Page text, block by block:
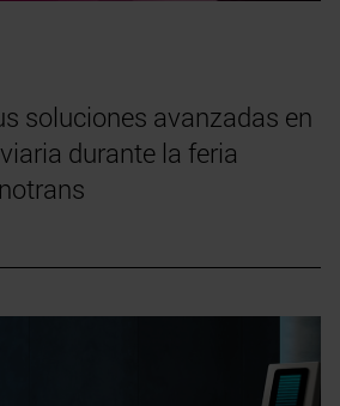
soluciones avanzadas en
durante la feria